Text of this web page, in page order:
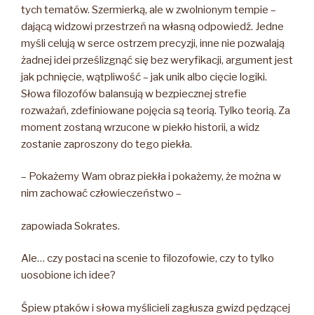
tych tematów. Szermierką, ale w zwolnionym tempie –
dającą widzowi przestrzeń na własną odpowiedź. Jedne
myśli celują w serce ostrzem precyzji, inne nie pozwalają
żadnej idei prześlizgnąć się bez weryfikacji, argument jest
jak pchnięcie, wątpliwość – jak unik albo cięcie logiki.
Słowa filozofów balansują w bezpiecznej strefie
rozważań, zdefiniowane pojęcia są teorią. Tylko teorią. Za
moment zostaną wrzucone w piekło historii, a widz
zostanie zaproszony do tego piekła.
– Pokażemy Wam obraz piekła i pokażemy, że można w
nim zachować człowieczeństwo –
zapowiada Sokrates.
Ale… czy postaci na scenie to filozofowie, czy to tylko
uosobione ich idee?
Śpiew ptaków i słowa myślicieli zagłusza gwizd pędzącej